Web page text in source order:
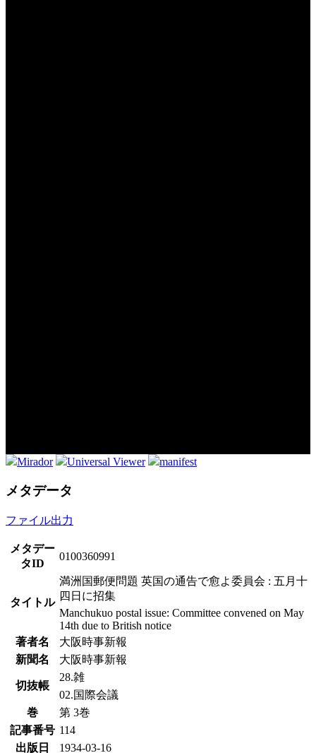
Mirador Universal Viewer manifest
メタデータ
ファイル出力
メタデー
タID
0100360991
タイトル
満洲国郵便問題 英国の通告で愈よ委員会 : 五月十
四日に招集
Manchukuo postal issue: Committee convened on May
14th due to British notice
著者名
大阪時事新報
新聞名
大阪時事新報
切抜帳
28.雑
02.国際会議
巻
第 3巻
記事番号 114
出版日
1934-03-16